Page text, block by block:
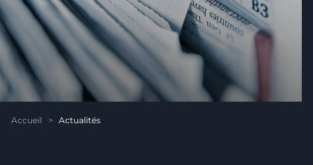
Accueil > Actualités